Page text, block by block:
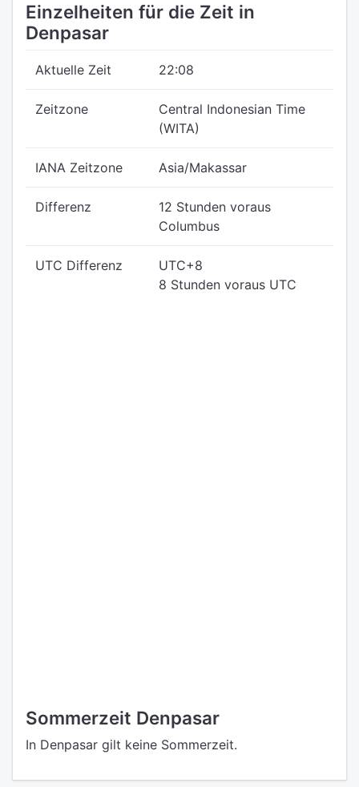
Einzelheiten für die Zeit in
Denpasar
Aktuelle Zeit 22:08
Zeitzone
Central Indonesian Time
(WITA)
IANA Zeitzone Asia/Makassar
Differenz
12 Stunden voraus
Columbus
UTC Differenz
UTC+8
8 Stunden voraus UTC
Sommerzeit Denpasar
In Denpasar gilt keine Sommerzeit.